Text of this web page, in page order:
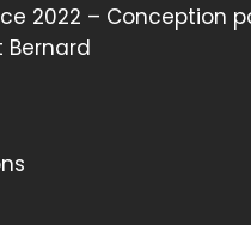
2022 – Conception
Bernard